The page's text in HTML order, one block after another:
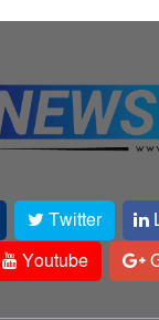
Twitter
Youtube